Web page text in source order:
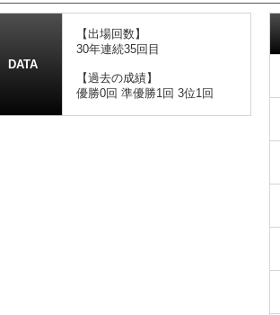
DATA
【出場回数】
30年連続35回目
【過去の成績】
優勝0回 準優勝1回 3位1回